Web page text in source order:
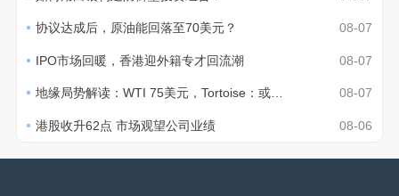
08-07
协议达成后，原油能回落至70美元？
08-07
IPO市场回暖，香港迎外籍专才回流潮
08-07
地缘局势解读：WTI 75美元，Tortoise：或至70美元
08-06
港股收升62点 市场观望公司业绩